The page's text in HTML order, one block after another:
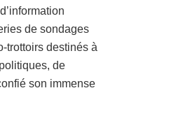
de sondages
trottoirs destinés à
de
son immense